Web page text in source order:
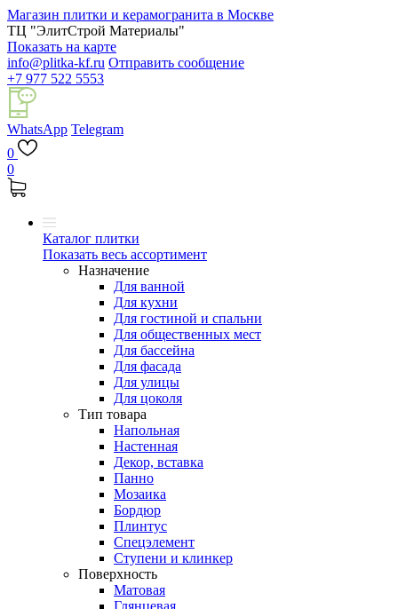
Магазин плитки и керамогранита в Москве
ТЦ "ЭлитСтрой Материалы"
Показать на карте
info@plitka-kf.ru Отправить сообщение
+7 977 522 5553
WhatsApp Telegram
0
0
Каталог плитки
Показать весь ассортимент
Назначение
Для ванной
Для кухни
Для гостиной и спальни
Для общественных мест
Для бассейна
Для фасада
Для улицы
Для цоколя
Тип товара
Напольная
Настенная
Декор, вставка
Панно
Мозаика
Бордюр
Плинтус
Спецэлемент
Ступени и клинкер
Поверхность
Матовая
Глянцевая